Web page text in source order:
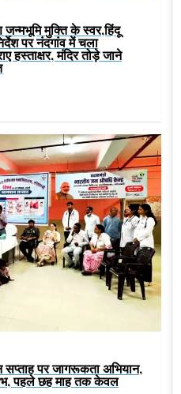
मुक्ति के स्वर,हिंदू
पर नंदगांव में चला
हस्ताक्षर, मंदिर तोड़े जाने
पर जागरूकता अभियान,
पहले छह माह तक केवल